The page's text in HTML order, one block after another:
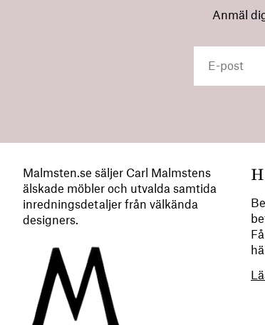
Anmäl
Malmsten.se säljer Carl Malmstens
älskade möbler och utvalda samtida
inredningsdetaljer från välkända
designers.